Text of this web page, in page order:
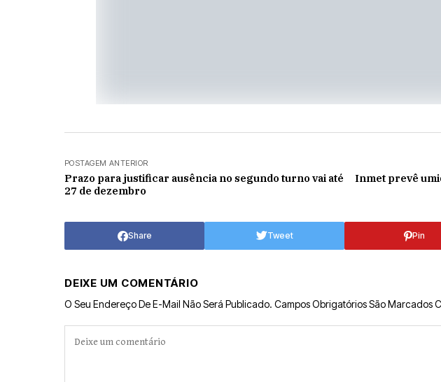
POSTAGEM ANTERIOR
Prazo para justificar ausência no segundo turno vai até
27 de dezembro
Inmet prevê
Share Tweet Pin
DEIXE UM COMENTÁRIO
O Seu Endereço De E-Mail Não Será Publicado. Campos Obrigatórios São Marcados